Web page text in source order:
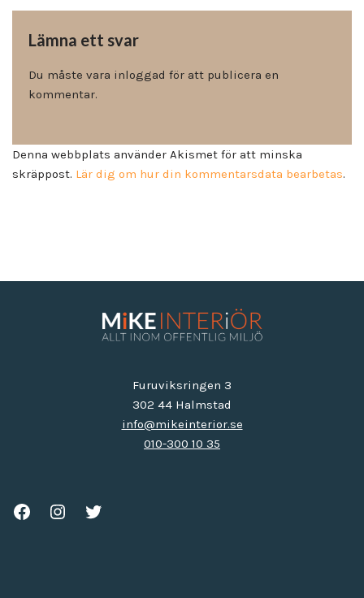
Lämna ett svar
Du måste vara inloggad för att publicera en
kommentar.
Denna webbplats använder Akismet för att minska
skräppost. Lär dig om hur din kommentarsdata bearbetas.
Furuviksringen 3
302 44 Halmstad
info@mikeinterior.se
010-300 10 35